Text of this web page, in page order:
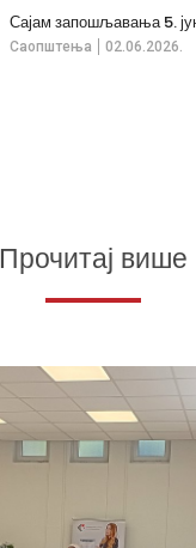
Саопштења 02.06.2026.
Сајам запошљавања 5.
Прочитај више